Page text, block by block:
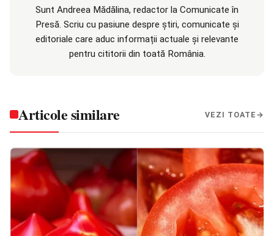
Sunt Andreea Mădălina, redactor la Comunicate în
Presă. Scriu cu pasiune despre știri, comunicate și
editoriale care aduc informații actuale și relevante
pentru cititorii din toată România.
Articole similare VEZI TOATE